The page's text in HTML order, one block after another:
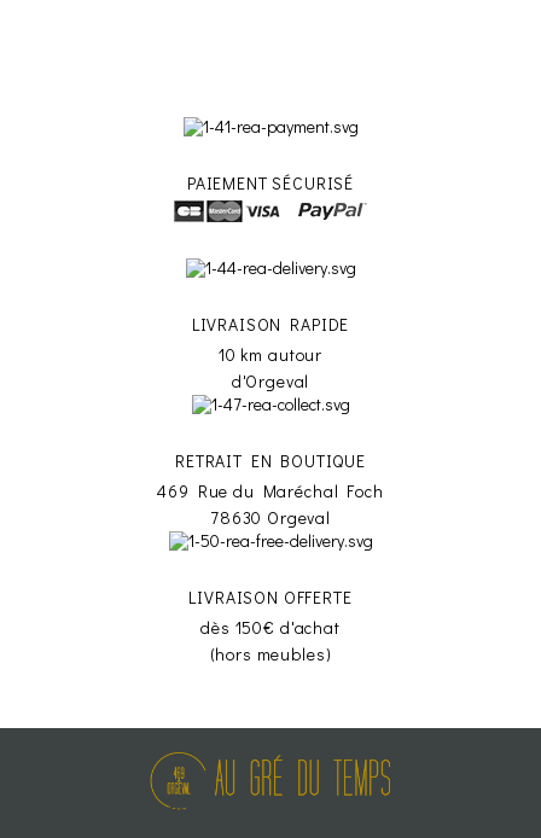
PAIEMENT SÉCURISÉ
LIVRAISON RAPIDE
10 km autour
d'Orgeval
RETRAIT EN BOUTIQUE
469 Rue du Maréchal Foch
78630 Orgeval
LIVRAISON OFFERTE
dès 150€ d'achat
(hors meubles)